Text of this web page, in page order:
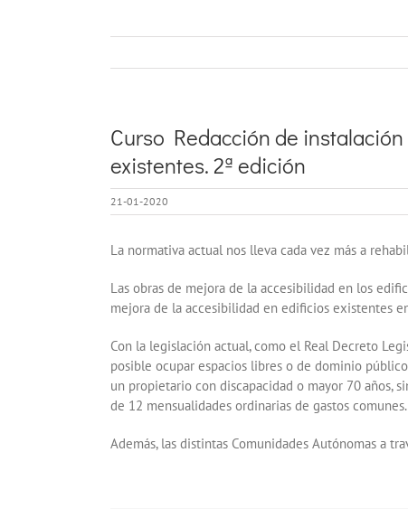
Curso Redacción de
existentes. 2ª edición
21-01-2020
La normativa actual nos lleva cada vez más a
Las obras de mejora de la accesibilidad en los
mejora de la accesibilidad en edificios existentes
Con la legislación actual, como el Real Decreto
posible ocupar espacios libres o de dominio
un propietario con discapacidad o mayor 70 años,
de 12 mensualidades ordinarias de gastos comunes.
Además, las distintas Comunidades Autónomas a